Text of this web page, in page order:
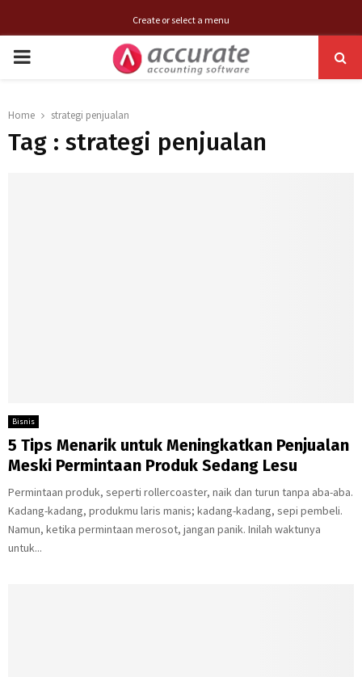
Create or select a menu
PRIMARY
Home strategi penjualan
Tag : strategi penjualan
Bisnis
5 Tips Menarik untuk Meningkatkan Penjualan
Meski Permintaan Produk Sedang Lesu
Permintaan produk, seperti rollercoaster, naik dan turun tanpa aba-aba.
Kadang-kadang, produkmu laris manis; kadang-kadang, sepi pembeli.
Namun, ketika permintaan merosot, jangan panik. Inilah waktunya
untuk...